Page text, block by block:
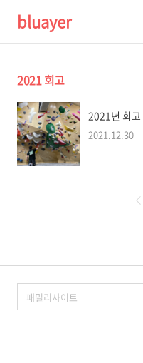
bluayer
2021 회고
2021년 회고
2021.12.30